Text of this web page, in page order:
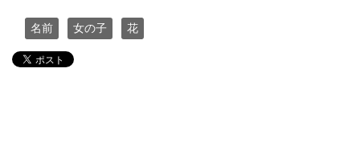
名前 女の子 花